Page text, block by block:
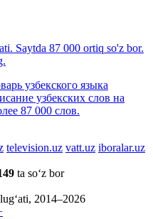
Saytda 87 000 ortiq so'z bor.
узбекского языка
узбекских слов на
87 000 слов.
television.uz vatt.uz iboralar.uz
ta so‘z bor
2014–2026